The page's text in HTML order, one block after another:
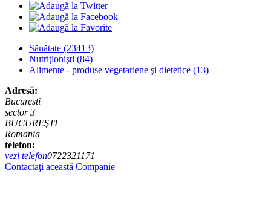
Sănătate (23413)
Nutriţionişti (84)
Alimente - produse vegetariene şi dietetice (13)
Adresă:
Bucuresti
sector 3
BUCUREŞTI
Romania
telefon:
vezi telefon0722321171
Contactaţi această Companie